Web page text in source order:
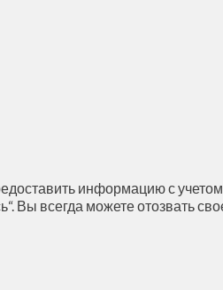
информацию с
Вы всегда можете отозвать